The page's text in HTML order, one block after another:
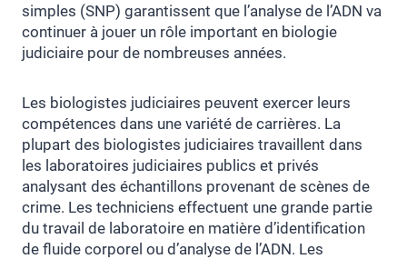
simples (SNP) garantissent que l’analyse de l’ADN va
continuer à jouer un rôle important en biologie
judiciaire pour de nombreuses années.
Les biologistes judiciaires peuvent exercer leurs
compétences dans une variété de carrières. La
plupart des biologistes judiciaires travaillent dans
les laboratoires judiciaires publics et privés
analysant des échantillons provenant de scènes de
crime. Les techniciens effectuent une grande partie
du travail de laboratoire en matière d’identification
de fluide corporel ou d’analyse de l’ADN. Les